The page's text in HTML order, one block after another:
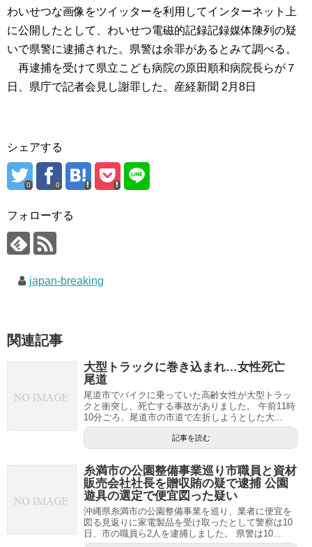
わいせつな画像をツイッターを利用してインターネット上
に公開したとして、わいせつ電磁的記録記録媒体陳列の疑
いで県警に逮捕された。県警は余罪があるとみて調べる。
再逮捕を受けて県立こども病院の原田順和病院長らが７
日、県庁で記者会見し謝罪した。産経新聞 2月8日
シェアする
0 0
フォローする
japan-breaking
関連記事
大型トラックに巻き込まれ…女性死亡
尾道
尾道市でバイクに乗っていた高齢女性が大型トラッ
クと衝突し、死亡する事故がありました。 午前11時
10分ごろ、尾道市の市道で左折しようとした大...
記事を読む
糸満市の公園整備事業巡り市職員と資材
販売会社社長を贈収賄の疑で逮捕 公園
遊具の選定で便宜図った疑い
沖縄県糸満市の公園整備事業を巡り、業者に便宜を
図る見返りに家電製品を受け取ったとして警察は10
日、市の職員ら2人を逮捕しました。 県警は10...